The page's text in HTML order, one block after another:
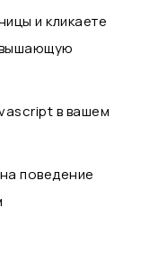
и кликаете
в вашем
поведение